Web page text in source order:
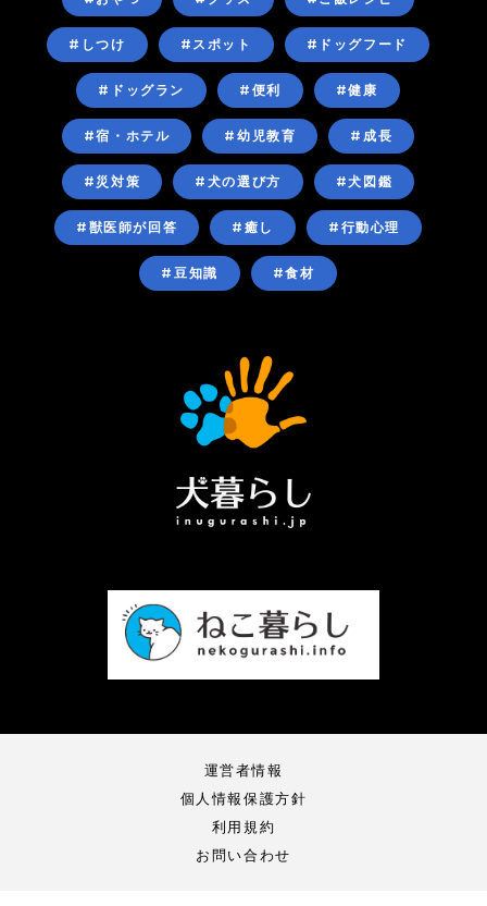
#しつけ #スポット #ドッグフード
#ドッグラン #便利 #健康
#宿・ホテル #幼児教育 #成長
#災対策 #犬の選び方 #犬図鑑
#獣医師が回答 #癒し #行動心理
#豆知識 #食材
運営者情報
個人情報保護方針
利用規約
お問い合わせ